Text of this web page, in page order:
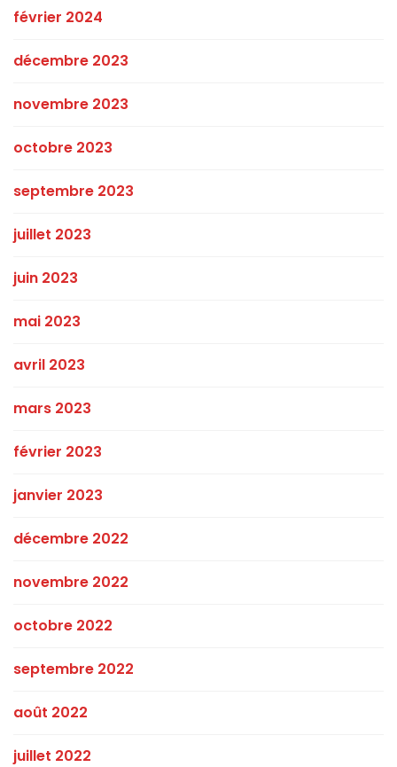
février 2024
décembre 2023
novembre 2023
octobre 2023
septembre 2023
juillet 2023
juin 2023
mai 2023
avril 2023
mars 2023
février 2023
janvier 2023
décembre 2022
novembre 2022
octobre 2022
septembre 2022
août 2022
juillet 2022